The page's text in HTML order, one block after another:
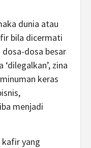
dunia atau
bila dicermati
dosa-dosa besar
zina
keras
menjadi
kafir yang